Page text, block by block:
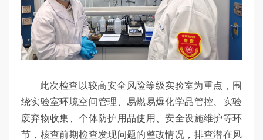
此次检查以较高安全风险等级实验室为重点，围
绕实验室环境空间管理、易燃易爆化学品管控、实验
废弃物收集、个体防护用品使用、安全设施维护等环
节，核查前期检查发现问题的整改情况，排查潜在风